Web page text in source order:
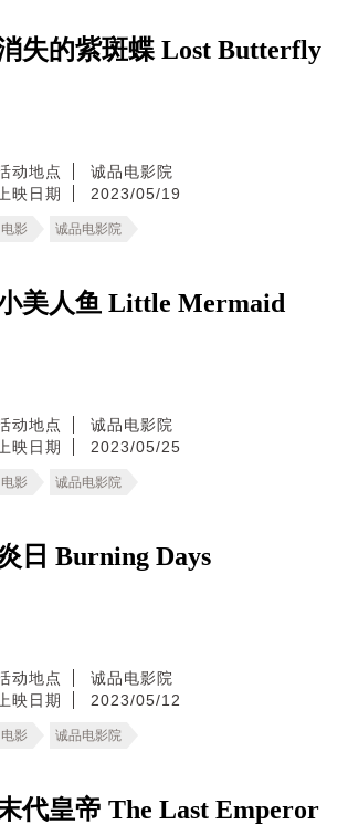
失的紫斑蝶 Lost Butterfly
动地点
诚品电影院
上映日期
2023/05/19
电影 诚品电影院
美人鱼 Little Mermaid
动地点
诚品电影院
上映日期
2023/05/25
电影 诚品电影院
日 Burning Days
动地点
诚品电影院
上映日期
2023/05/12
电影 诚品电影院
代皇帝 The Last Emperor